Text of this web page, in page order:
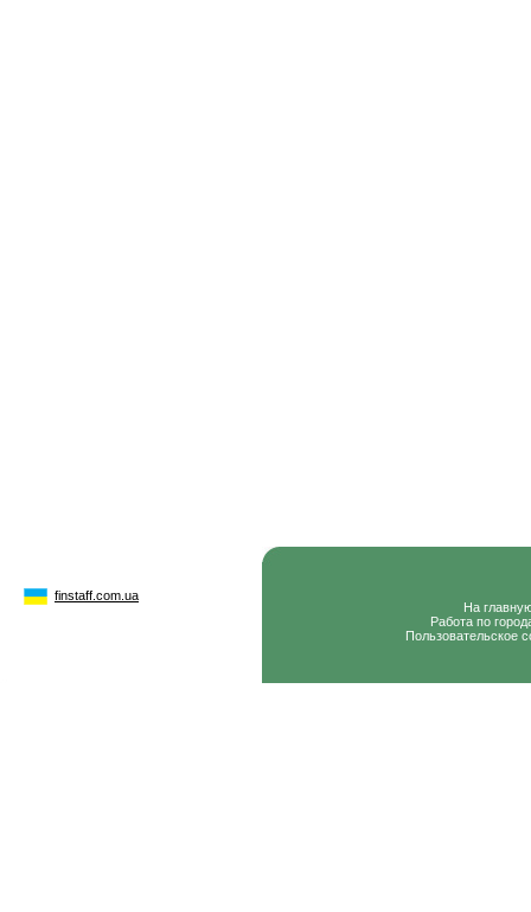
finstaff.com.ua
На
Работа по
Пользовательское